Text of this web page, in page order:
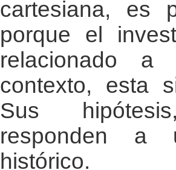
cartesiana, es
porque el
relacionado
contexto, esta
Sus
responden a
histórico.